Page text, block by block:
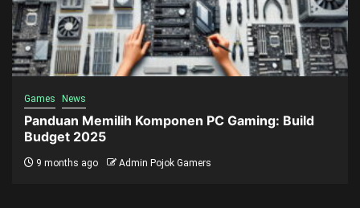
Games News
Panduan Memilih Komponen PC Gaming: Build
Budget 2025
9 months ago Admin Pojok Gamers